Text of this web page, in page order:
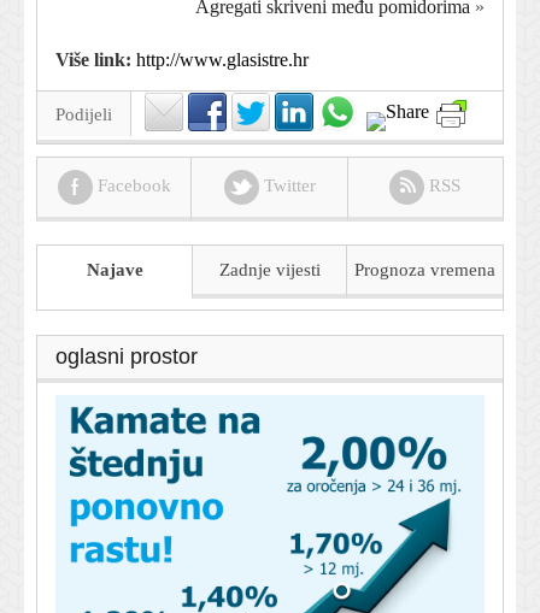
Agregati skriveni među pomidorima »
Više link: http://www.glasistre.hr
Podijeli
Facebook Twitter RSS
Najave Zadnje vijesti Prognoza vremena
oglasni prostor